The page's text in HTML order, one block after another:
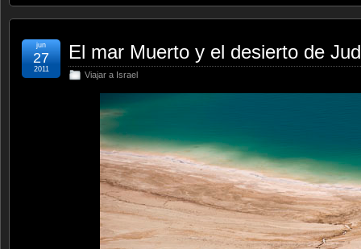
El mar Muerto y el desierto de
Viajar a Israel
jun
27
2011